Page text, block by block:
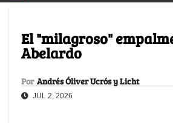
El "milagroso"
Abelardo
Por Andrés Óliver Ucrós y Licht
JUL 2, 2026